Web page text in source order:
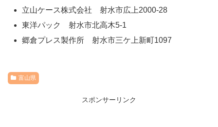
立山ケース株式会社 射水市広上2000-28
東洋パック 射水市北高木5-1
郷倉プレス製作所 射水市三ケ上新町1097
富山県
スポンサーリンク